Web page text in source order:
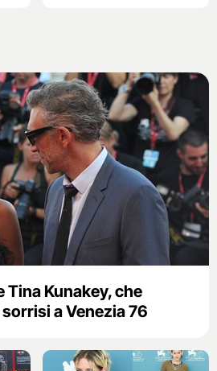
Tina Kunakey, che
a Venezia 76